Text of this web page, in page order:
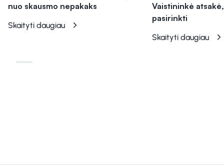
nuo skausmo nepakaks
Skaityti daugiau
Vaistininkė
pasirinkti
Skaityti daugiau